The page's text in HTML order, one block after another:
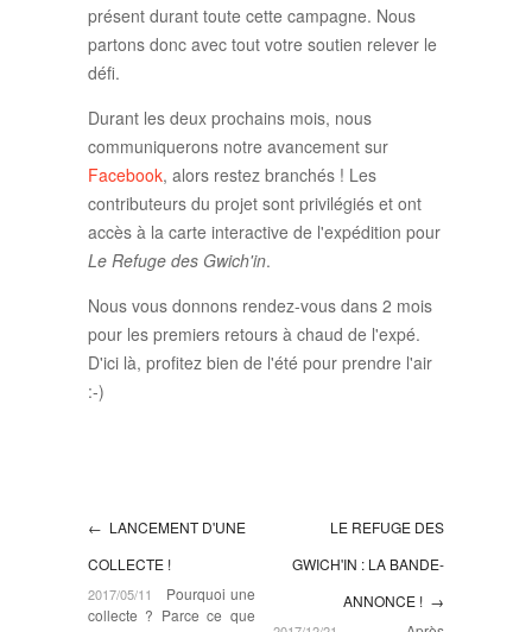
présent durant toute cette campagne. Nous
partons donc avec tout votre soutien relever le
défi.
Durant les deux prochains mois, nous
communiquerons notre avancement sur
Facebook, alors restez branchés ! Les
contributeurs du projet sont privilégiés et ont
accès à la carte interactive de l'expédition pour
Le Refuge des Gwich'in.
Nous vous donnons rendez-vous dans 2 mois
pour les premiers retours à chaud de l'expé.
D'ici là, profitez bien de l'été pour prendre l'air
:-)
← LANCEMENT D'UNE
COLLECTE !
2017/05/11
Pourquoi une
collecte ? Parce ce que
LE REFUGE DES
GWICH'IN : LA BANDE-
ANNONCE ! →